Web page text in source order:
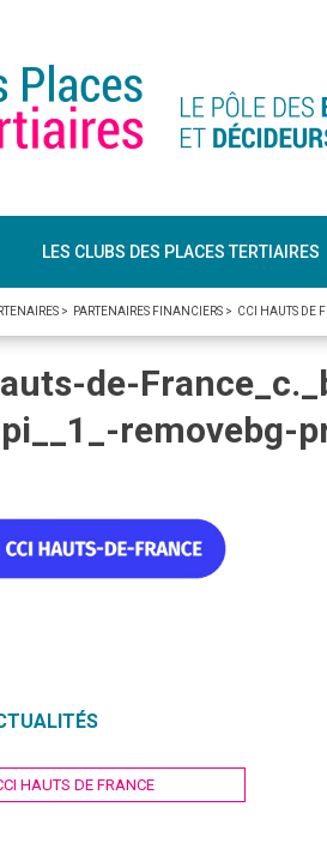
LES CLUBS DES PLACES TERTIAIRES
> PARTENAIRES FINANCIERS > CCI HAUTS DE
de-
removebg-
HAUTS DE FRANCE